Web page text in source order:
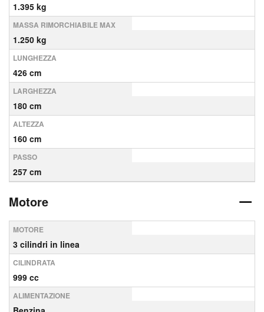
1.395 kg
MASSA RIMORCHIABILE MAX
1.250 kg
LUNGHEZZA
426 cm
LARGHEZZA
180 cm
ALTEZZA
160 cm
PASSO
257 cm
Motore
MOTORE
3 cilindri in linea
CILINDRATA
999 cc
ALIMENTAZIONE